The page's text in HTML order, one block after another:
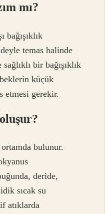
mı?
bağışıklık
temas halinde
bir bağışıklık
küçük
etmesi gerekir.
bulunur.
deride,
sıcak su
atıklarda